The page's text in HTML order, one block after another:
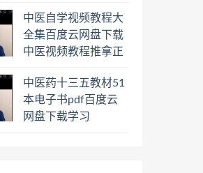
一二三辑合集百度云
网盘下载学习
中医自学视频教程大
全集百度云网盘下载
中医视频教程推拿正
经络脉诊面诊舌诊手
诊私密终身会员百度
网盘共享群
中医药十三五教材51
本电子书pdf百度云
网盘下载学习